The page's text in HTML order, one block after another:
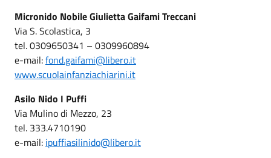
Micronido Nobile Giulietta Gaifami Treccani
Via S. Scolastica, 3
tel. 0309650341 – 0309960894
e-mail:fond.gaifami@libero.it
www.scuolainfanziachiarini.it
Asilo Nido I Puffi
Via Mulino di Mezzo, 23
tel. 333.4710190
e-mail: ipuffiasilinido@libero.it